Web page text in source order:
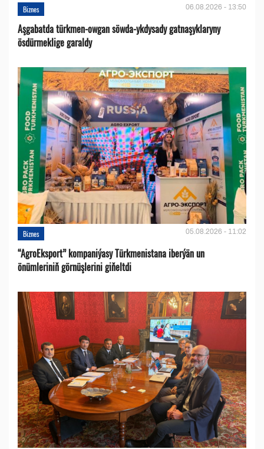
Biznes 06.08.2026 - 13:50
Aşgabatda türkmen-owgan söwda-ykdysady gatnaşyklaryny
ösdürmeklige garaldy
Biznes 05.08.2026 - 11:02
“AgroEksport” kompaniýasy Türkmenistana iberýän un
önümleriniň görnüşlerini giňeltdi